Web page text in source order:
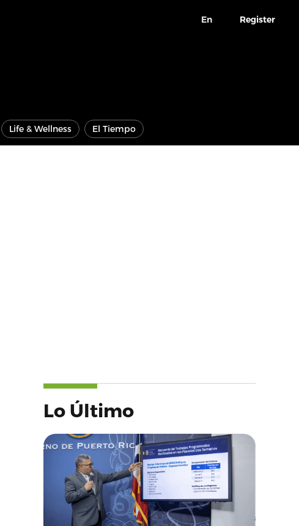
En Register
Life & Wellness El Tiempo
Lo Último